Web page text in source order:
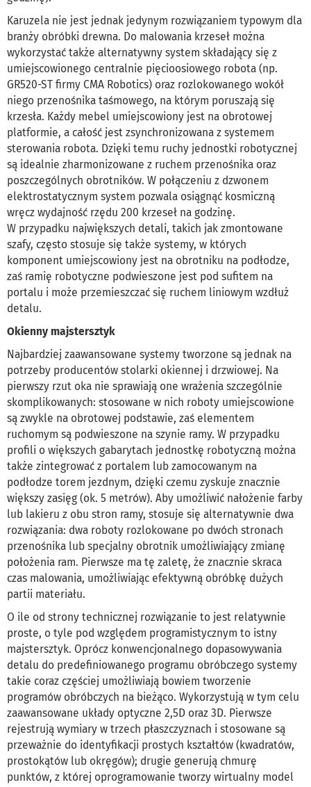
Karuzela nie jest jednak jedynym rozwiązaniem typowym dla
branży obróbki drewna. Do malowania krzeseł można
wykorzystać także alternatywny system składający się z
umiejscowionego centralnie pięcioosiowego robota (np.
GR520-ST firmy CMA Robotics) oraz rozlokowanego wokół
niego przenośnika taśmowego, na którym poruszają się
krzesła. Każdy mebel umiejscowiony jest na obrotowej
platformie, a całość jest zsynchronizowana z systemem
sterowania robota. Dzięki temu ruchy jednostki robotycznej
są idealnie zharmonizowane z ruchem przenośnika oraz
poszczególnych obrotników. W połączeniu z dzwonem
elektrostatycznym system pozwala osiągnąć kosmiczną
wręcz wydajność rzędu 200 krzeseł na godzinę.
W przypadku największych detali, takich jak zmontowane
szafy, często stosuje się także systemy, w których
komponent umiejscowiony jest na obrotniku na podłodze,
zaś ramię robotyczne podwieszone jest pod sufitem na
portalu i może przemieszczać się ruchem liniowym wzdłuż
detalu.
Okienny majstersztyk
Najbardziej zaawansowane systemy tworzone są jednak na
potrzeby producentów stolarki okiennej i drzwiowej. Na
pierwszy rzut oka nie sprawiają one wrażenia szczególnie
skomplikowanych: stosowane w nich roboty umiejscowione
są zwykle na obrotowej podstawie, zaś elementem
ruchomym są podwieszone na szynie ramy. W przypadku
profili o większych gabarytach jednostkę robotyczną można
także zintegrować z portalem lub zamocowanym na
podłodze torem jezdnym, dzięki czemu zyskuje znacznie
większy zasięg (ok. 5 metrów). Aby umożliwić nałożenie farby
lub lakieru z obu stron ramy, stosuje się alternatywnie dwa
rozwiązania: dwa roboty rozlokowane po dwóch stronach
przenośnika lub specjalny obrotnik umożliwiający zmianę
położenia ram. Pierwsze ma tę zaletę, że znacznie skraca
czas malowania, umożliwiając efektywną obróbkę dużych
partii materiału.
O ile od strony technicznej rozwiązanie to jest relatywnie
proste, o tyle pod względem programistycznym to istny
majstersztyk. Oprócz konwencjonalnego dopasowywania
detalu do predefiniowanego programu obróbczego systemy
takie coraz częściej umożliwiają bowiem tworzenie
programów obróbczych na bieżąco. Wykorzystują w tym celu
zaawansowane układy optyczne 2,5D oraz 3D. Pierwsze
rejestrują wymiary w trzech płaszczyznach i stosowane są
przeważnie do identyfikacji prostych kształtów (kwadratów,
prostokątów lub okręgów); drugie generują chmurę
punktów, z której oprogramowanie tworzy wirtualny model